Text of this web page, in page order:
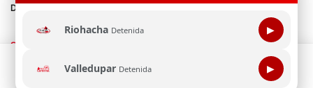
Riohacha Detenida ▶
Valledupar Detenida ▶
Directrices Editoriales
Síguenos
Esta página web usa cookie para mejorar tu experiencia de
navegación, al continuar aceptas nuestra política de uso de